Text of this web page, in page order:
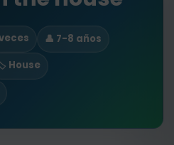
👤 7-8 años
House